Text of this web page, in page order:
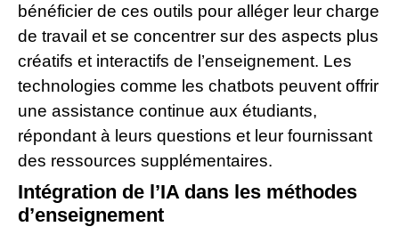
bénéficier de ces outils pour alléger leur charge
de travail et se concentrer sur des aspects plus
créatifs et interactifs de l’enseignement. Les
technologies comme les chatbots peuvent offrir
une assistance continue aux étudiants,
répondant à leurs questions et leur fournissant
des ressources supplémentaires.
Intégration de l’IA dans les méthodes
d’enseignement